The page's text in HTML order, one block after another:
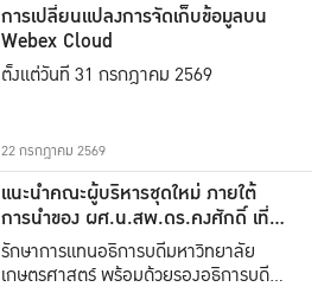
การเปลี่ยนแปลงการจัดเก็บข้อมูลบน
Webex Cloud
ตั้งแต่วันที่ 31 กรกฎาคม 2569
22 กรกฎาคม 2569
แนะนำคณะผู้บริหารชุดใหม่ ภายใต้
การนำของ ผศ.น.สพ.ดร.คงศักดิ์ เที่ยง
ธรรม
รักษาการแทนอธิการบดีมหาวิทยาลัย
เกษตรศาสตร์ พร้อมด้วยรองอธิการบดีทั้ง